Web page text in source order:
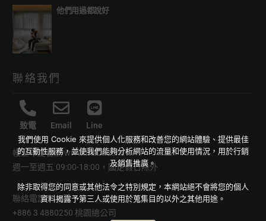
他們用過都說好
聯絡我們
致電 Email Line
幔室布緹官網www.msbt.com.tw
週一至週五 09:00-18:00，國定假日除外
聯絡電話
+886 3 4880250 桃園總公司
我們使用 Cookie 來提供個人化服務和改善您的網站體驗、提供最佳
的互動性服務，並使我們能夠分析網站的流量和使用情況，用於行銷
及銷售推廣。
除非取得您的同意或其他法令之特別規定，本網站絕不會將您的個人
資料揭露予第三人或使用於蒐集目的以外之其他用途。